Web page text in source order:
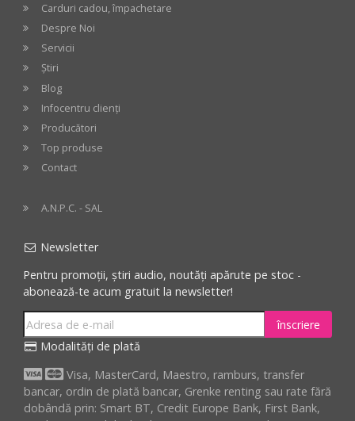
Carduri cadou, împachetare
Despre Noi
Servicii
Știri
Blog
Infocentru clienți
Producători
Top produse
Contact
A.N.P.C. - SAL
Newsletter
Pentru promoții, știri audio, noutăți apărute pe stoc -
abonează-te acum gratuit la newsletter!
înscriere
Modalități de plată
Visa, MasterCard, Maestro, ramburs, transfer
bancar, ordin de plată bancar, Grenke renting sau rate fără
dobândă prin: Smart BT, Credit Europe Bank, First Bank,